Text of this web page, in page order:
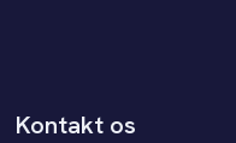
Kontakt os